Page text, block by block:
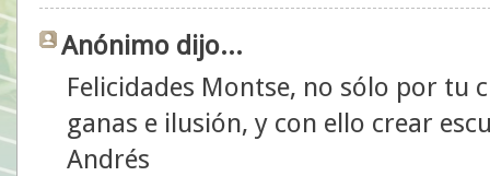
Anónimo dijo...
Felicidades Montse, no sólo por tu
ganas e ilusión, y con ello crear
Andrés